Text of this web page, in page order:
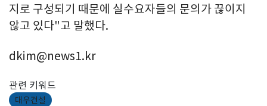
지로 구성되기 때문에 실수요자들의 문의가 끊이지
않고 있다"고 말했다.
dkim@news1.kr
관련 키워드
대우건설